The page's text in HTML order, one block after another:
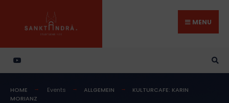
content
MENU
HOME Events ALLGEMEIN
KULTURCAFE: KARIN
MORIANZ